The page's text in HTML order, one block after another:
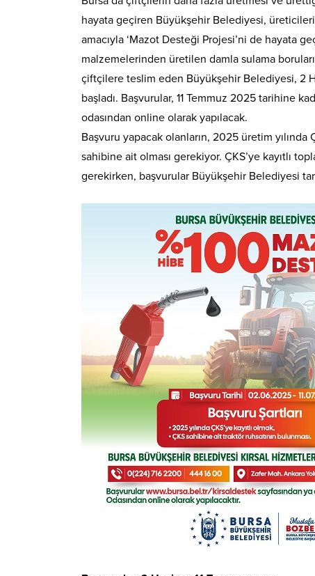
hayata geçiren Büyükşehir Belediyesi,
amacıyla ‘Mazot Desteği Projesi’ni de hayata
malzemelerinden üretilen damla sulama
çiftçilere teslim eden Büyükşehir Belediyesi, 2
başladı. Başvurular, 11 Temmuz 2025 tarihine
odasından online olarak yapılacak.
Başvuru yapacak olanların, 2025 üretim yılında
sahibine ait olması gerekiyor. ÇKS’ye kayıtlı
gerekirken, başvurular Büyükşehir Belediyesi